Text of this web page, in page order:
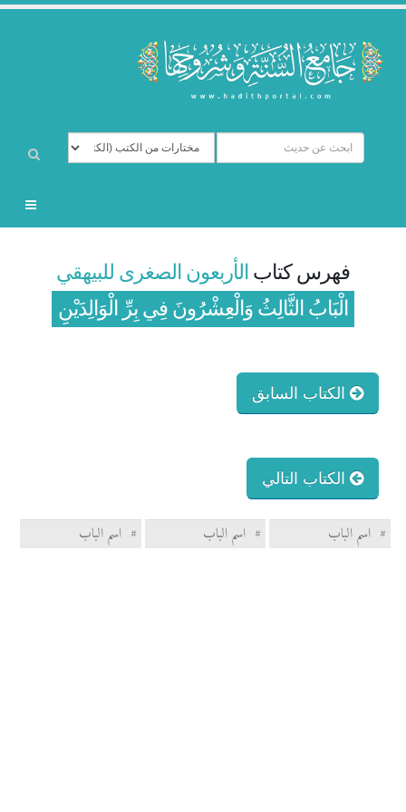
فهرس كتاب الأربعون الصغرى للبيهقي
الْبَابُ الثَّالِثُ وَالْعِشْرُونَ فِي بِرِّ الْوَالِدَيْنِ
الكتاب السابق
الكتاب التالي
# اسم الباب # اسم الباب # اسم الباب